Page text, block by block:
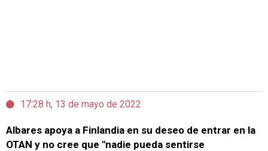
17:28 h, 13 de mayo de 2022
Albares apoya a Finlandia en su deseo de entrar en la
OTAN y no cree que "nadie pueda sentirse